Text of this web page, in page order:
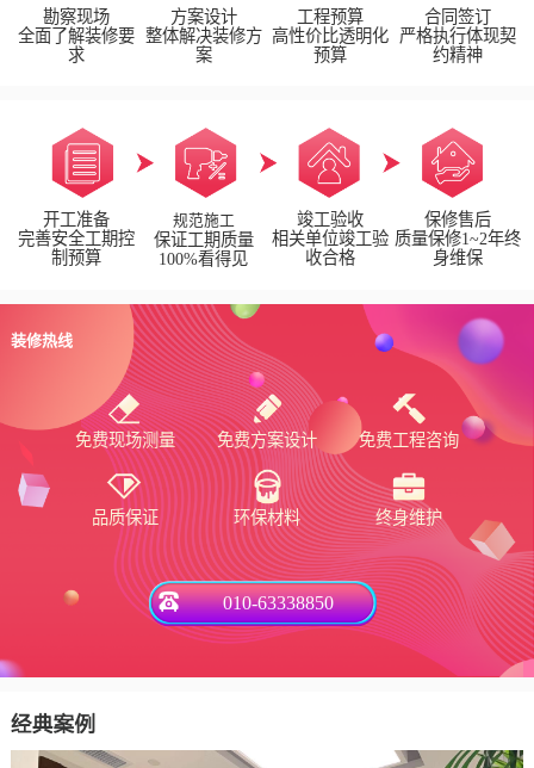
勘察现场
全面了解装修要
求
方案设计
整体解决装修方
案
工程预算
高性价比透明化
预算
合同签订
严格执行体现契
约精神
开工准备
完善安全工期控
制预算
规范施工
保证工期质量
100%看得见
竣工验收
相关单位竣工验
收合格
保修售后
质量保修1~2年终
身维保
装修热线
免费现场测量 免费方案设计 免费工程咨询
品质保证 环保材料 终身维护
010-63338850